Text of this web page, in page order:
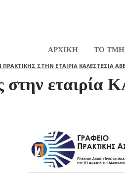
ΑΡΧΙΚΗ ΤΟ
ΠΡΑΚΤΙΚΉΣ ΣΤΗΝ ΕΤΑΙΡΊΑ ΚΑΛΕΣΤΕΣΙΑ
στην